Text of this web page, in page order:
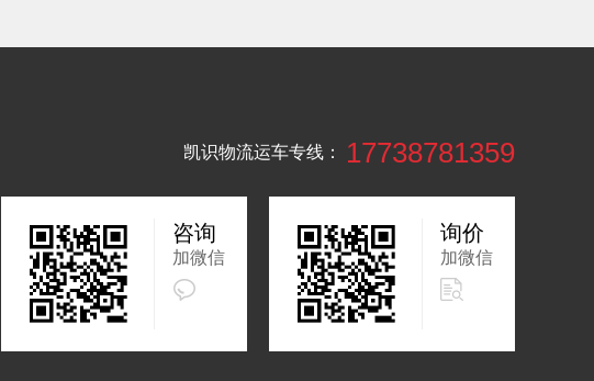
凯识物流运车专线： 17738781359
咨询
加微信
询价
加微信